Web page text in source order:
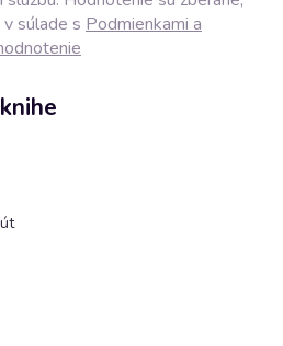
súlade s Podmienkami a